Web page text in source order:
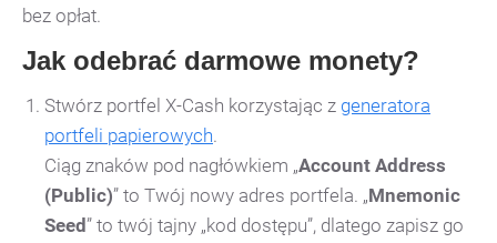
bez opłat.
Jak odebrać darmowe monety?
Stwórz portfel X-Cash korzystając z generatora
portfeli papierowych.
Ciąg znaków pod nagłówkiem „Account Address
(Public)” to Twój nowy adres portfela. „Mnemonic
Seed” to twój tajny „kod dostępu”, dlatego zapisz go